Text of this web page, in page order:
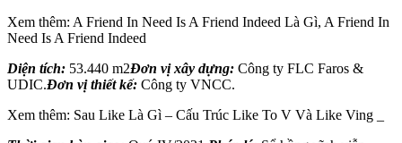
Xem thêm: A Friend In Need Is A Friend Indeed Là Gì, A Friend In
Need Is A Friend Indeed
Diện tích: 53.440 m2Đơn vị xây dựng: Công ty FLC Faros &
UDIC.Đơn vị thiết kế: Công ty VNCC.
Xem thêm: Sau Like Là Gì – Cấu Trúc Like To V Và Like Ving _